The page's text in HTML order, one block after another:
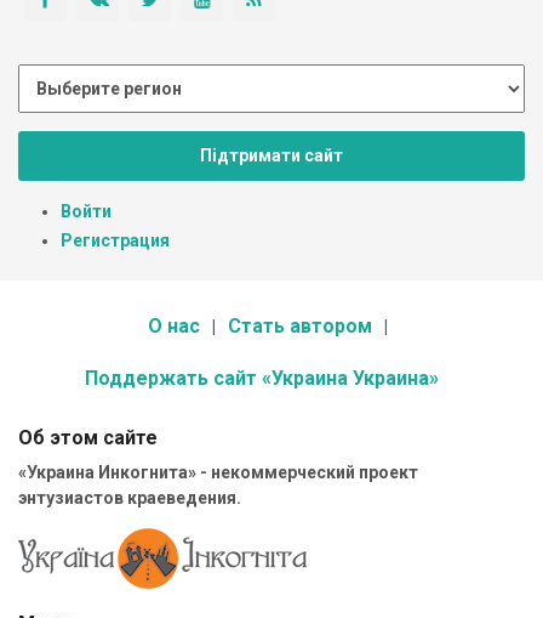
Підтримати сайт
Войти
Регистрация
О нас Стать автором
Поддержать сайт «Украина Украина»
Об этом сайте
«Украина Инкогнита» - некоммерческий проект
энтузиастов краеведения.